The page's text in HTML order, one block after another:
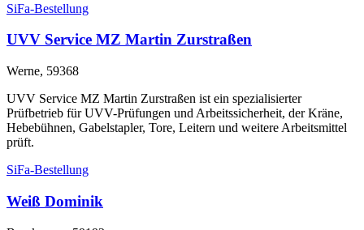
SiFa-Bestellung
UVV Service MZ Martin Zurstraßen
Werne, 59368
UVV Service MZ Martin Zurstraßen ist ein spezialisierter
Prüfbetrieb für UVV-Prüfungen und Arbeitssicherheit, der Kräne,
Hebebühnen, Gabelstapler, Tore, Leitern und weitere Arbeitsmittel
prüft.
SiFa-Bestellung
Weiß Dominik